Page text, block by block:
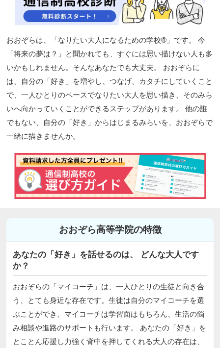
おおぞらは、「なりたい大人になるための学校®」です。 今
「将来の夢は？」と聞かれても、すぐには思い描けない人も多
いかもしれません。そんなあなたでも大丈夫。 おおぞらに
は、自分の「好き」を増やし、つなげ、カタチにしていくこと
で、一人ひとりのペースでなりたい大人を思い描き、そのみら
いへ向かっていくことができるステップがあります。 他の誰
でもない、自分の「好き」からはじまるみらいを、おおぞらで
一緒に描きませんか。
おおぞら高等学院の特徴
あなたの「好き」を話せるのは、 どんな大人です
か？
おおぞらの「マイコーチ」は、一人ひとりの生徒と向き合
う、とても身近な存在です。生徒は自分のマイコーチを選
ぶことができ、マイコーチは学習面はもちろん、生活の悩
み相談や進路のサポートも行います。 あなたの「好き」を
とことん応援し力強く背中を押してくれる大人の存在は、